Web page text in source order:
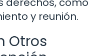
y reunión.
Otros